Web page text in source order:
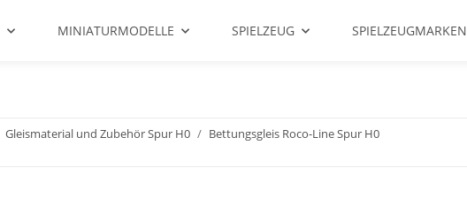
MINIATURMODELLE SPIELZEUG SPIELZEUGMARKEN
Gleismaterial und Zubehör Spur H0
Bettungsgleis Roco-Line Spur H0